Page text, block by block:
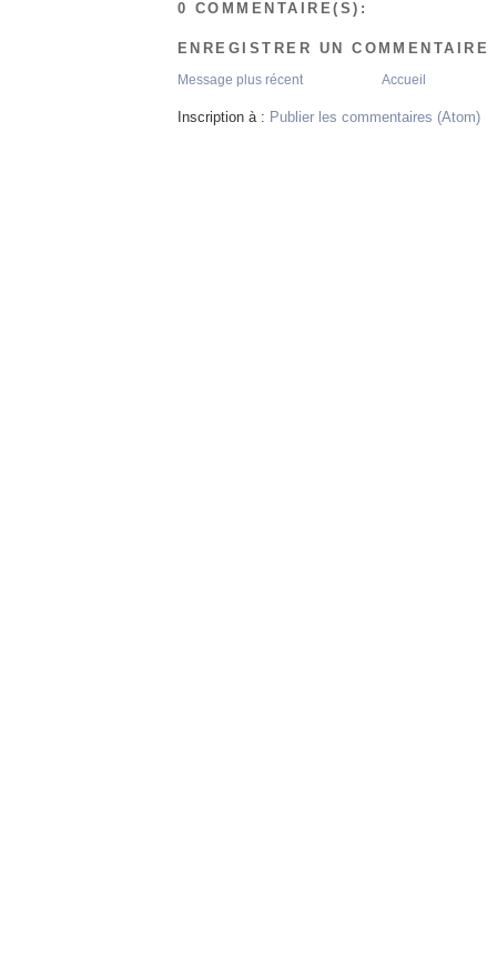
0 COMMENTAIRE(S):
ENREGISTRER UN COMMENTAIRE
Message plus récent Accueil
Inscription à : Publier les commentaires (Atom)